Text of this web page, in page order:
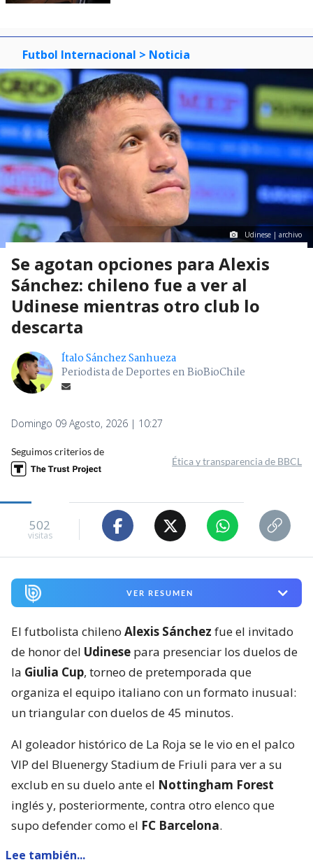
Futbol Internacional > Noticia
Udinese | archivo
Se agotan opciones para Alexis
Sánchez: chileno fue a ver al
Udinese mientras otro club lo
descarta
Ítalo Sánchez Sanhueza
Periodista de Deportes en BioBioChile
Domingo 09 Agosto, 2026 | 10:27
Seguimos criterios de
Ética y transparencia de BBCL
502
visitas
VER RESUMEN
El futbolista chileno Alexis Sánchez fue el invitado
de honor del Udinese para presenciar los duelos de
la Giulia Cup, torneo de pretemporada que
organiza el equipo italiano con un formato inusual:
un triangular con duelos de 45 minutos.
Al goleador histórico de La Roja se le vio en el palco
VIP del Bluenergy Stadium de Friuli para ver a su
exclub en su duelo ante el Nottingham Forest
inglés y, posteriormente, contra otro elenco que
supo defender como el FC Barcelona.
Lee también...